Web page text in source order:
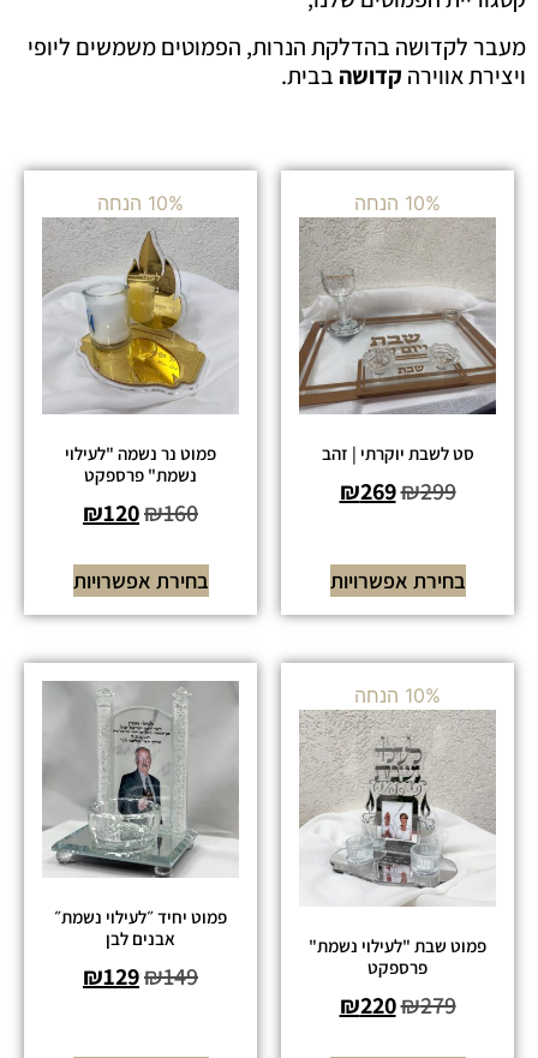
מעבר לקדושה בהדלקת הנרות, הפמוטים משמשים ליופי
ויצירת אווירה קדושה בבית.
10% הנחה
סט לשבת יוקרתי | זהב
₪299
₪269
בחירת אפשרויות
10% הנחה
פמוט נר נשמה "לעילוי
נשמת" פרספקט
₪160
₪120
בחירת אפשרויות
10% הנחה
פמוט שבת "לעילוי נשמת"
פרספקט
₪279
₪220
פמוט יחיד ״לעילוי נשמת״
אבנים לבן
₪149
₪129